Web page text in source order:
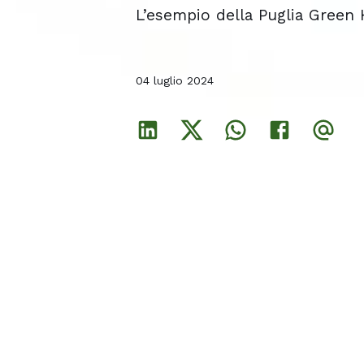
L’esempio della Puglia Green
04 luglio 2024
L’esempio della Puglia Green
04 luglio 2024
L’esempio della Puglia Green
04 luglio 2024